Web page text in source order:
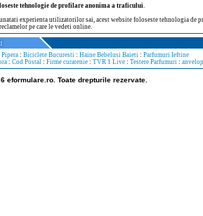
tehnologie de profilare anonima a traficului.
experienta utilizatorilor sai, acest website foloseste tehnologia de
pe care le vedeti online.
Pipera : Biciclete Bucuresti : Haine Bebelusi Baieti : Parfumuri Ieftine
: Cod Postal : Firme curatenie : TVR 1 Live : Testere Parfumuri :
eformulare.ro. Toate drepturile rezervate.